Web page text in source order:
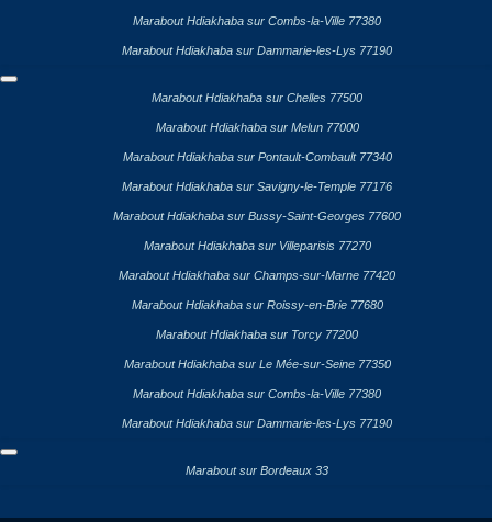
Marabout Hdiakhaba sur Combs-la-Ville 77380
Marabout Hdiakhaba sur Dammarie-les-Lys 77190
Marabout Hdiakhaba sur Chelles 77500
Marabout Hdiakhaba sur Melun 77000
Marabout Hdiakhaba sur Pontault-Combault 77340
Marabout Hdiakhaba sur Savigny-le-Temple 77176
Marabout Hdiakhaba sur Bussy-Saint-Georges 77600
Marabout Hdiakhaba sur Villeparisis 77270
Marabout Hdiakhaba sur Champs-sur-Marne 77420
Marabout Hdiakhaba sur Roissy-en-Brie 77680
Marabout Hdiakhaba sur Torcy 77200
Marabout Hdiakhaba sur Le Mée-sur-Seine 77350
Marabout Hdiakhaba sur Combs-la-Ville 77380
Marabout Hdiakhaba sur Dammarie-les-Lys 77190
Marabout sur Bordeaux 33